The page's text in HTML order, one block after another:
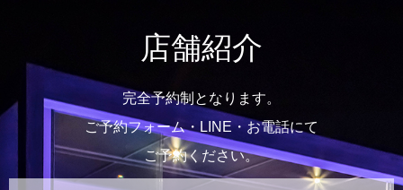
店舗紹介
完全予約制となります。
ご予約フォーム・LINE・お電話にて
ご予約ください。